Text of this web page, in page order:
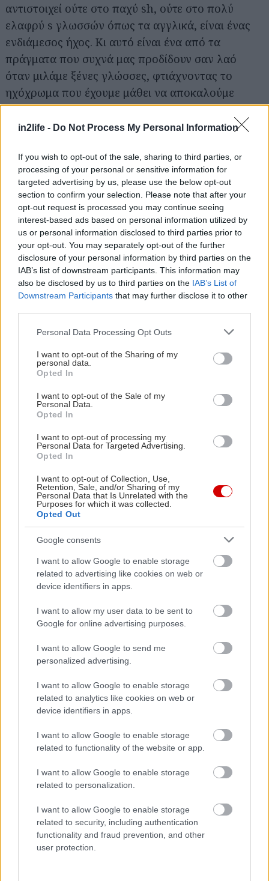
in2life - Do Not Process My Personal Information
If you wish to opt-out of the sale, sharing to third parties, or
processing of your personal or sensitive information for
targeted advertising by us, please use the below opt-out
section to confirm your selection. Please note that after your
opt-out request is processed you may continue seeing
interest-based ads based on personal information utilized by
us or personal information disclosed to third parties prior to
your opt-out. You may separately opt-out of the further
disclosure of your personal information by third parties on the
IAB’s list of downstream participants. This information may
also be disclosed by us to third parties on the IAB’s List of
Downstream Participants that may further disclose it to other
Please note that this website/app uses one or more Google
not limited to your visit or usage behaviour. You may click to
grant or deny consent to Google and its third-party tags to
use your data for below specified purposes in below Google
consent section.
Personal Data Processing Opt Outs
I want to opt-out of the Sharing of my
personal data.
Opted In
I want to opt-out of the Sale of my
Personal Data.
Opted In
I want to opt-out of processing my
Personal Data for Targeted Advertising.
Opted In
I want to opt-out of Collection, Use,
Retention, Sale, and/or Sharing of my
Personal Data that Is Unrelated with the
Purposes for which it was collected.
Opted Out
Google consents
I want to allow Google to enable storage
related to advertising like cookies on web or
device identifiers in apps.
I want to allow my user data to be sent to
Google for online advertising purposes.
I want to allow Google to send me
personalized advertising.
I want to allow Google to enable storage
related to analytics like cookies on web or
device identifiers in apps.
I want to allow Google to enable storage
related to functionality of the website or app.
I want to allow Google to enable storage
related to personalization.
I want to allow Google to enable storage
related to security, including authentication
functionality and fraud prevention, and other
user protection.
αντιστοιχεί ούτε στο παχύ sh, ούτε στο πολύ
ελαφρύ s γλωσσών όπως τα αγγλικά, είναι ένας
ενδιάμεσος ήχος. Κι αυτό είναι ένα από τα
πράγματα που συχνά μας προδίδουν σαν λαό
όταν μιλάμε ξένες γλώσσες, φτιάχνοντας το
ηχόχρωμα που έχουμε μάθει να αποκαλούμε
«ελληνική προφορά».
Επιστημονική βερσιόν της από πάνω παραγράφου)
Τα άηχα /p t k/ ηχηροποιούνται μπροστά από
ηχηρά σύμφωνα:
απ’ τον → [apdon] → [abdon]
Αντίστροφα, τα ηχηρά /b d g/ στο τέλος λέξης
συχνά αποηχηροποιούνται:
club → [klap]
δηλαδή το πώς τα φωνήματα “τραβούν” το ένα το
Αναζήτηση
για...